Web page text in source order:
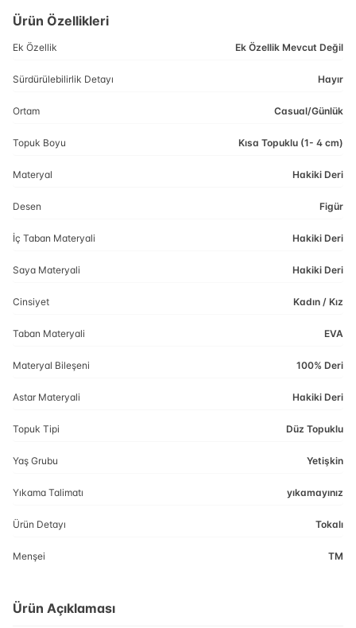
Ürün Özellikleri
Ek Özellik Ek Özellik Mevcut Değil
Sürdürülebilirlik Detayı Hayır
Ortam Casual/Günlük
Topuk Boyu Kısa Topuklu (1- 4 cm)
Materyal Hakiki Deri
Desen Figür
İç Taban Materyali Hakiki Deri
Saya Materyali Hakiki Deri
Cinsiyet Kadın / Kız
Taban Materyali EVA
Materyal Bileşeni 100% Deri
Astar Materyali Hakiki Deri
Topuk Tipi Düz Topuklu
Yaş Grubu Yetişkin
Yıkama Talimatı yıkamayınız
Ürün Detayı Tokalı
Menşei TM
Ürün Açıklaması